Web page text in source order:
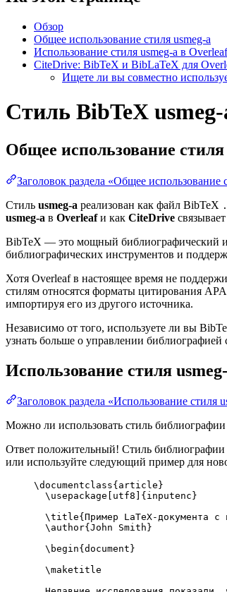
Обзор
Общее использование стиля usmeg-a
Использование стиля usmeg-a в Overleaf
CiteDrive: BibTeX и BibLaTeX для
Ищете ли вы совместно
Стиль BibTeX
Общее использование стиля
Заголовок раздела «Общее использование
Стиль usmeg-a реализован как файл BibTeX
usmeg-a в Overleafи как CiteDrive
BibTeX — это мощный библиографический
библиографических инструментов и
Хотя Overleaf в настоящее время не
стилям относятся форматы цитирования
импортируя его из другого источника.
Независимо от того, используете ли вы
узнать больше о управлении
Использование стиля
Заголовок раздела «Использование стиля
Можно ли использовать стиль библиографии
Ответ положительный! Стиль библиографии
или используйте следующий пример для
\documentclass{ article }
\usepackage
utf8 ]{ inputenc }
\title{Пример LaTeX-документа с
\author{John Smith}
\begin{ document }
\maketitle